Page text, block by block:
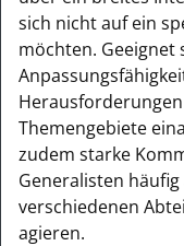
sich nicht auf ein
möchten. Geeignet
Themengebiete
zudem starke
Generalisten
verschiedenen
agieren.